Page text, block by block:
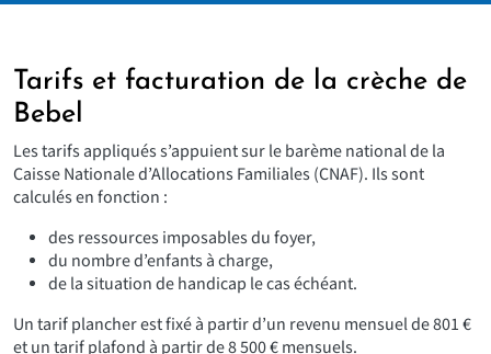
Tarifs et facturation de la crèche de
Bebel
Les tarifs appliqués s’appuient sur le barème national de la
Caisse Nationale d’Allocations Familiales (CNAF). Ils sont
calculés en fonction :
des ressources imposables du foyer,
du nombre d’enfants à charge,
de la situation de handicap le cas échéant.
Un tarif plancher est fixé à partir d’un revenu mensuel de 801 €
et un tarif plafond à partir de 8 500 € mensuels.